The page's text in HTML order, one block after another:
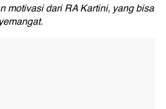
motivasi dariRA Kartini, yang bisa